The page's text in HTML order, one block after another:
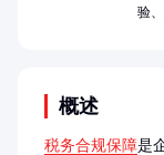
概述
税务合规保障是
验